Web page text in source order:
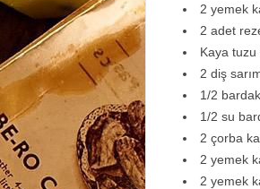
2 yemek
2 adet
Kaya
2 diş
1/2
1/2 su
2 çorba
2 yemek
2 yemek